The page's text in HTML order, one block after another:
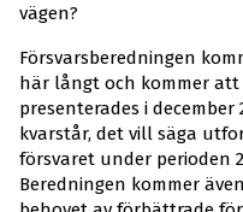
vägen?
Försvarsberedningen
här långt och kommer
presenterades i december
kvarstår, det vill säga
försvaret under perioden
Beredningen kommer